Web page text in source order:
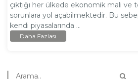
çıktığı her ülkede ekonomik mali ve
sorunlara yol açabilmektedir. Bu
kendi piyasalarında ...
Daha Fazlası